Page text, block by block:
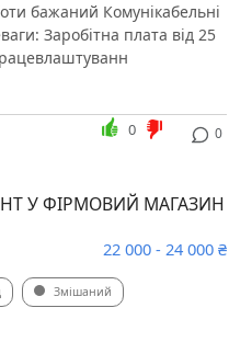
бажаний Комунікабельні
Заробітна плата від 25
0
0
У ФІРМОВИЙ МАГАЗИН
22 000 - 24 000 ₴
Змішаний